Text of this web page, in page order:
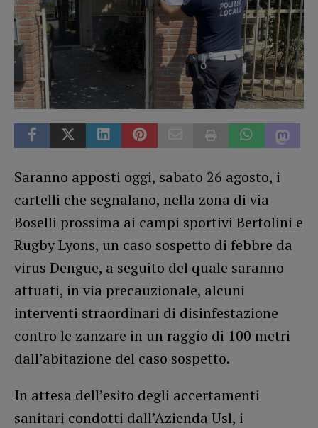
Saranno apposti oggi, sabato 26 agosto, i
cartelli che segnalano, nella zona di via
Boselli prossima ai campi sportivi Bertolini e
Rugby Lyons, un caso sospetto di febbre da
virus Dengue, a seguito del quale saranno
attuati, in via precauzionale, alcuni
interventi straordinari di disinfestazione
contro le zanzare in un raggio di 100 metri
dall’abitazione del caso sospetto.
In attesa dell’esito degli accertamenti
sanitari condotti dall’Azienda Usl, i